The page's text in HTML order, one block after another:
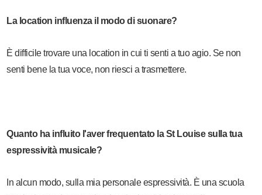
La location influenza il modo di suonare?
È difficile trovare una location in cui ti senti a tuo agio. Se non
senti bene la tua voce, non riesci a trasmettere.
Quanto ha influito l'aver frequentato la St Louise sulla tua
espressività musicale?
In alcun modo, sulla mia personale espressività. È una scuola